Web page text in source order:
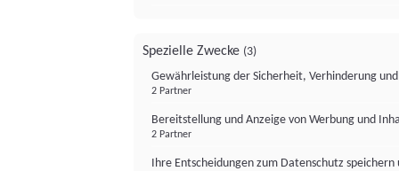
Spezielle Zwecke (3)
Gewährleistung der Sicherheit, Verhinderung
2 Partner
Bereitstellung und Anzeige von Werbung und
2 Partner
Ihre Entscheidungen zum Datenschutz